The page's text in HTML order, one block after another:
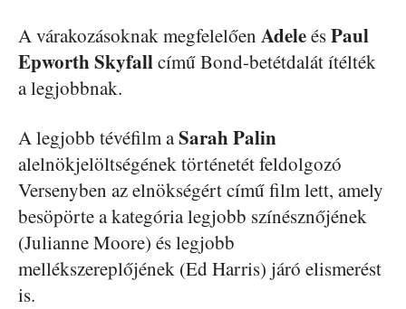
A várakozásoknak megfelelően AdeleésPaul
Epworth Skyfallcímű Bond-betétdalát ítélték
a legjobbnak.
A legjobb tévéfilm aSarah Palin
alelnökjelöltségének történetét feldolgozó
Versenyben az elnökségért című film lett, amely
besöpörte a kategória legjobb színésznőjének
(Julianne Moore) és legjobb
mellékszereplőjének (Ed Harris) járó elismerést
is.